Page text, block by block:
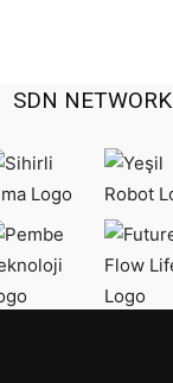
SDN NETWORK